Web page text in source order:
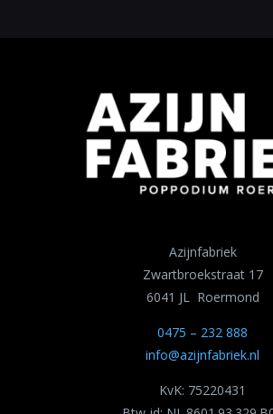
Azijnfabriek
Zwartbroekstraat 17
6041 JL Roermond
0475 – 232 888
info@azijnfabriek.nl
KvK: 75220431